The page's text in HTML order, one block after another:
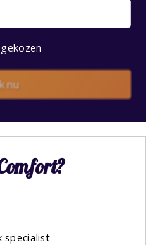
nu
specialist